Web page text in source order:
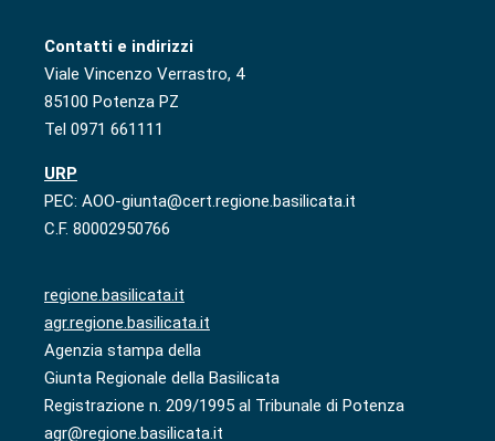
Contatti e indirizzi
Viale Vincenzo Verrastro, 4
85100 Potenza PZ
Tel 0971 661111
URP
PEC: AOO-giunta@cert.regione.basilicata.it
C.F. 80002950766
regione.basilicata.it
agr.regione.basilicata.it
Agenzia stampa della
Giunta Regionale della Basilicata
Registrazione n. 209/1995 al Tribunale di Potenza
agr@regione.basilicata.it